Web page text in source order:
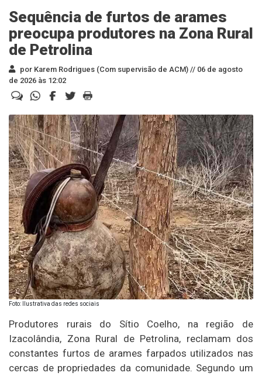
Sequência de furtos de arames
preocupa produtores na Zona Rural
de Petrolina
por Karem Rodrigues (Com supervisão de ACM) // 06 de agosto
de 2026 às 12:02
Foto: Ilustrativa das redes sociais
Produtores rurais do Sítio Coelho, na região de
Izacolândia, Zona Rural de Petrolina, reclamam dos
constantes furtos de arames farpados utilizados nas
cercas de propriedades da comunidade. Segundo um